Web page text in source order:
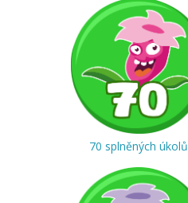
70 splněných úkolů